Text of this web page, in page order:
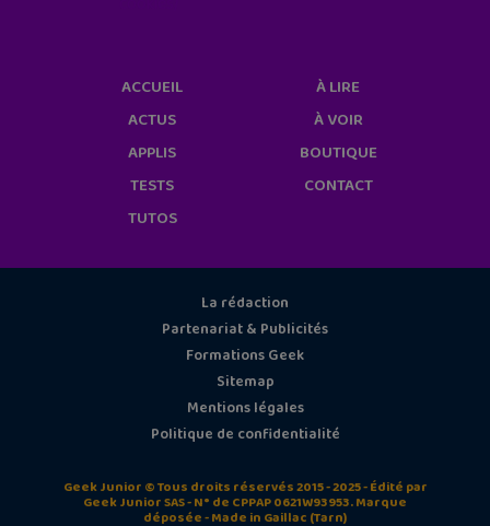
ACCUEIL
ACTUS
APPLIS
TESTS
TUTOS
À LIRE
À VOIR
BOUTIQUE
CONTACT
La rédaction
Partenariat & Publicités
Formations Geek
Sitemap
Mentions légales
Politique de confidentialité
Geek Junior © Tous droits réservés 2015 - 2025 - Édité par
Geek Junior SAS - N° de CPPAP 0621W93953. Marque
déposée - Made in Gaillac (Tarn)